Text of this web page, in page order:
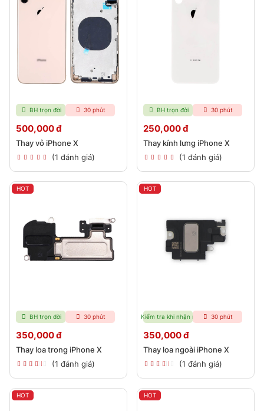
BH trọn đời 30 phút
500,000 đ
Thay vỏ iPhone X
(1 đánh giá)
BH trọn đời 30 phút
250,000 đ
Thay kính lưng iPhone X
(1 đánh giá)
HOT
BH trọn đời 30 phút
350,000 đ
Thay loa trong iPhone X
(1 đánh giá)
HOT
Kiểm tra khi nhận máy 30 phút
350,000 đ
Thay loa ngoài iPhone X
(1 đánh giá)
HOT HOT